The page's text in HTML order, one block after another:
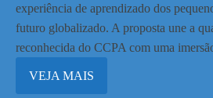
experiência de aprendizado dos
futuro globalizado. A proposta une a
reconhecida do CCPA com uma
VEJA MAIS